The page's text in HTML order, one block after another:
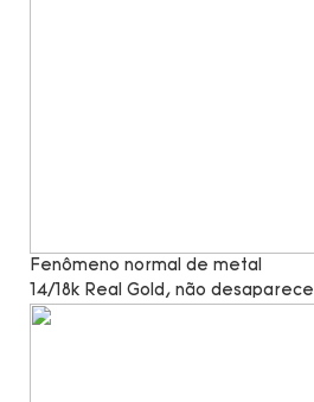
Fenômeno normal de metal
14/18k Real Gold, não desaparece